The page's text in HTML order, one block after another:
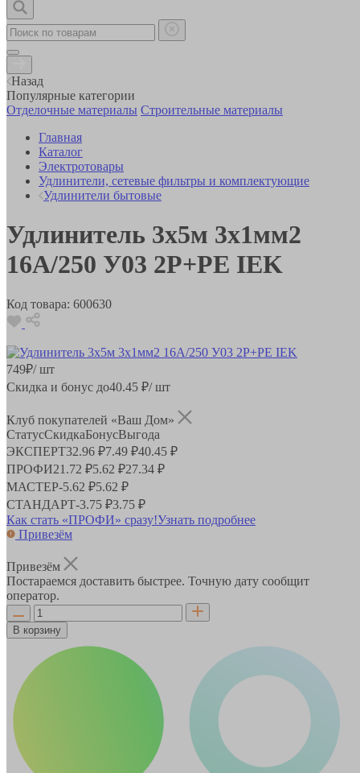
Назад
Популярные категории
Отделочные материалы Строительные материалы
Главная
Каталог
Электротовары
Удлинители, сетевые фильтры и комплектующие
Удлинители бытовые
Удлинитель 3х5м 3х1мм2
16А/250 У03 2Р+PЕ IEK
Код товара: 600630
749₽/ шт
Скидка и бонус до40.45 ₽/ шт
Клуб покупателей «Ваш Дом»
СтатусСкидкаБонусВыгода
ЭКСПЕРТ32.96 ₽7.49 ₽40.45 ₽
ПРОФИ21.72 ₽5.62 ₽27.34 ₽
МАСТЕР-5.62 ₽5.62 ₽
СТАНДАРТ-3.75 ₽3.75 ₽
Как стать «ПРОФИ» сразу!Узнать подробнее
Привезём
Привезём
Постараемся доставить быстрее. Точную дату сообщит
оператор.
В корзину